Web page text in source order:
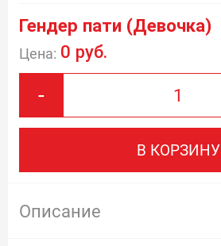
Гендер пати (Девочка)
Цена: 0 руб.
-
В КОРЗИНУ
Описание